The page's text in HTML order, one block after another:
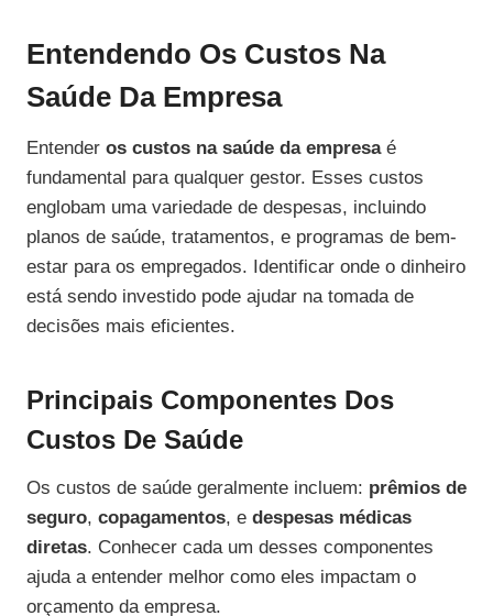
Entendendo Os Custos Na
Saúde Da Empresa
Entender os custos na saúde da empresaé
fundamental para qualquer gestor. Esses custos
englobam uma variedade de despesas, incluindo
planos de saúde, tratamentos, e programas de bem-
estar para os empregados. Identificar onde o dinheiro
está sendo investido pode ajudar na tomada de
decisões mais eficientes.
Principais Componentes Dos
Custos De Saúde
Os custos de saúde geralmente incluem: prêmios de
seguro, copagamentos, e despesas médicas
diretas. Conhecer cada um desses componentes
ajuda a entender melhor como eles impactam o
orçamento da empresa.